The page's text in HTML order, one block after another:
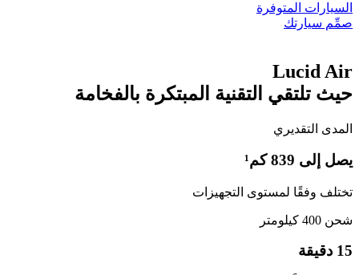
السيارات المتوفرة
صمِّم سيارتك
Lucid Air
حيث تلتقي التقنية المبتكرة بالفخامة
المدى التقديري
يصل إلى 839 كم¹
تختلف وفقًا لمستوى التجهيزات
شحن 400 كيلومتر
15 دقيقة